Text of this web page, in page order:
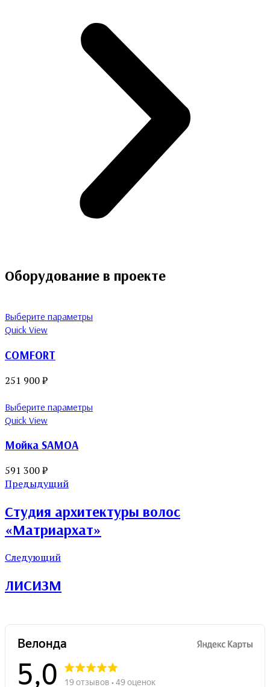
Оборудование в проекте
Выберите параметры
Quick View
COMFORT
251 900₽
Выберите параметры
Quick View
Мойка SAMOA
591 300₽
Предыдущий
Студия архитектуры волос
«Матриархат»
Следующий
ЛИСИЗМ